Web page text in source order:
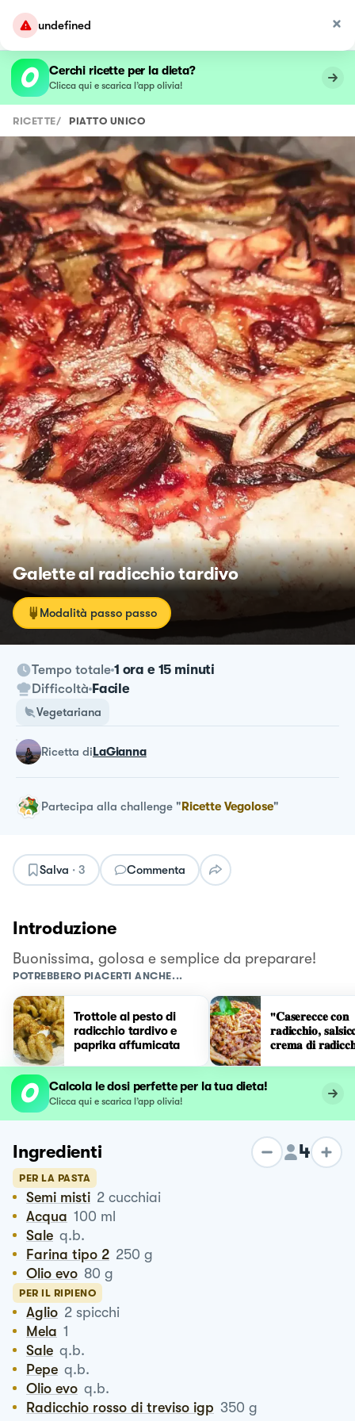
undefined
Cerchi ricette per la dieta?
Clicca qui e scarica l’app olivia!
RICETTE/ PIATTO UNICO
Galette al radicchio tardivo
Modalità passo passo
Tempo totale 1 ora e 15 minuti
Difficoltà Facile
Vegetariana
ricetta diLaGianna
Partecipa alla challenge "Ricette Vegolose"
Salva · 3 Commenta
Introduzione
Buonissima, golosa e semplice da preparare!
POTREBBERO PIACERTI ANCHE...
Trottole al pesto di
radicchio tardivo e
paprika affumicata
"𝐂𝐚𝐬𝐞𝐫𝐞𝐜𝐜𝐞 𝐜𝐨𝐧
𝐫𝐚𝐝𝐢𝐜𝐜𝐡𝐢𝐨,
𝐜𝐫𝐞𝐦𝐚 𝐝𝐢
Calcola le dosi perfette per la tua dieta!
Clicca qui e scarica l’app olivia!
Ingredienti 4
PER LA PASTA
Semi misti 2 cucchiai
Acqua 100 ml
Sale q.b.
Farina tipo 2 250 g
Olio evo 80 g
PER IL RIPIENO
Aglio 2 spicchi
Mela 1
Sale q.b.
Pepe q.b.
Olio evo q.b.
Radicchio rosso di treviso igp 350 g